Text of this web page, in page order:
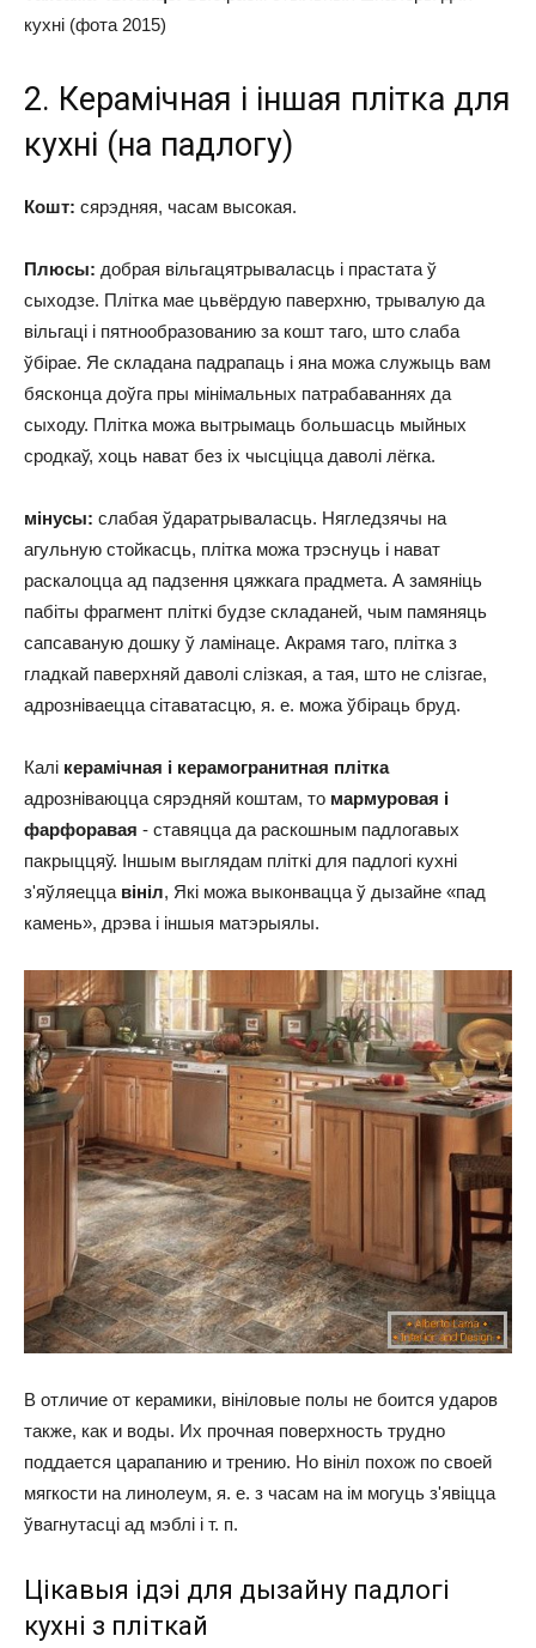
кухні (фота 2015)
2. Керамічная і іншая плітка для
кухні (на падлогу)
Кошт: сярэдняя, ​​часам высокая.
Плюсы: добрая вільгацятрываласць і прастата ў
сыходзе. Плітка мае цьвёрдую паверхню, трывалую да
вільгаці і пятнообразованию за кошт таго, што слаба
ўбірае. Яе складана падрапаць і яна можа служыць вам
бясконца доўга пры мінімальных патрабаваннях да
сыходу. Плітка можа вытрымаць большасць мыйных
сродкаў, хоць нават без іх чысціцца даволі лёгка.
мінусы: слабая ўдаратрываласць. Нягледзячы на ​​
агульную стойкасць, плітка можа трэснуць і нават
раскалоцца ад падзення цяжкага прадмета. А замяніць
пабіты фрагмент пліткі будзе складаней, чым памяняць
сапсаваную дошку ў ламінаце. Акрамя таго, плітка з
гладкай паверхняй даволі слізкая, а тая, што не слізгае,
адрозніваецца сітаватасцю, я. е. можа ўбіраць бруд.
Калі керамічная і керамогранитная плітка
адрозніваюцца сярэдняй коштам, то мармуровая і
фарфоравая - ставяцца да раскошным падлогавых
пакрыццяў. Іншым выглядам пліткі для падлогі кухні
з'яўляецца вініл, Які можа выконвацца ў дызайне «пад
камень», дрэва і іншыя матэрыялы.
В отличие от керамики, вініловые полы не боится ударов
также, как и воды. Их прочная поверхность трудно
поддается царапанию и трению. Но вініл похож по своей
мягкости на линолеум, я. е. з часам на ім могуць з'явіцца
ўвагнутасці ад мэблі і т. п.
Цікавыя ідэі для дызайну падлогі
кухні з пліткай